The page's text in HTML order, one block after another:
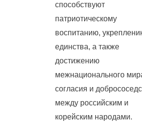
способствуют
патриотическому
воспитанию,
единства, а также
достижению
межнационального
согласия и
между российским и
корейским народами.